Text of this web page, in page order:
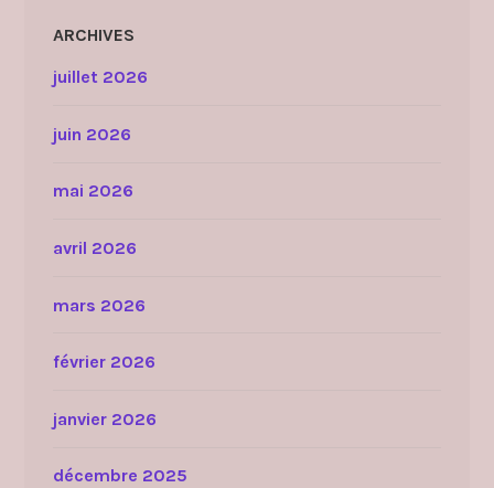
ARCHIVES
juillet 2026
juin 2026
mai 2026
avril 2026
mars 2026
février 2026
janvier 2026
décembre 2025